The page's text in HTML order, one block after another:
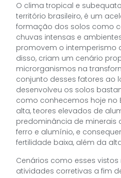
O clima tropical e
território brasileiro, é um
formação dos solos como
chuvas intensas e
promovem o intemperismo
disso, criam um cenário
microrganismos na
conjunto desses fatores ao
desenvolveu os solos
como conhecemos hoje no
alta, teores elevados de
predominância de minerais
ferro e alumínio, e
fertilidade baixa, além da
Cenários como esses vistos
atividades corretivas a fim